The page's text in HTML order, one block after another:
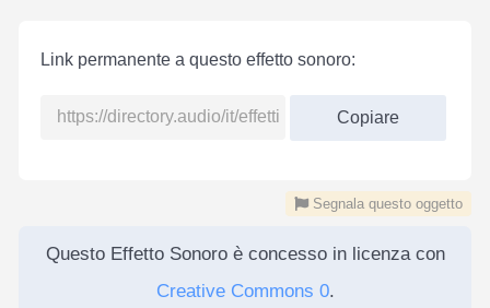
Link permanente a questo effetto sonoro:
Copiare
Segnala questo oggetto
Questo Effetto Sonoro è concesso in licenza con
Creative Commons 0.